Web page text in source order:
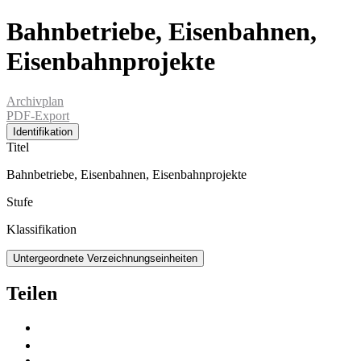
Bahnbetriebe, Eisenbahnen,
Eisenbahnprojekte
Archivplan
PDF-Export
Identifikation
Titel
Bahnbetriebe, Eisenbahnen, Eisenbahnprojekte
Stufe
Klassifikation
Untergeordnete Verzeichnungseinheiten
Teilen